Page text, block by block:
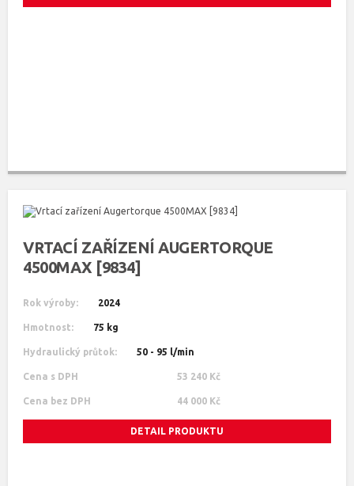
VRTACÍ ZAŘÍZENÍ AUGERTORQUE
4500MAX [9834]
Rok výroby: 2024
Hmotnost: 75 kg
Hydraulický průtok: 50 - 95 l/min
Cena s DPH 53 240 Kč
Cena bez DPH 44 000 Kč
DETAIL PRODUKTU